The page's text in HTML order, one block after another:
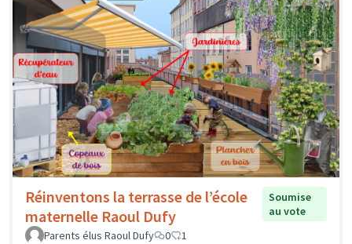
Réinventons la terrasse de l’école
maternelle Raoul Dufy
Soumise
au vote
Parents élus Raoul Dufy
0 1